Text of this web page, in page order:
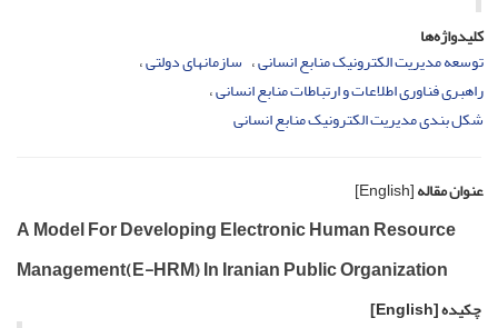
کلیدواژه‌ها
توسعه مدیریت الکترونیک منابع انسانی سازمانهای دولتی
راهبری فناوری اطلاعات و ارتباطات منابع انسانی
شکل بندی مدیریت الکترونیک منابع انسانی
عنوان مقاله[English]
A Model For Developing Electronic Human Resource
Management(E-HRM) In Iranian Public Organization
چکیده[English]